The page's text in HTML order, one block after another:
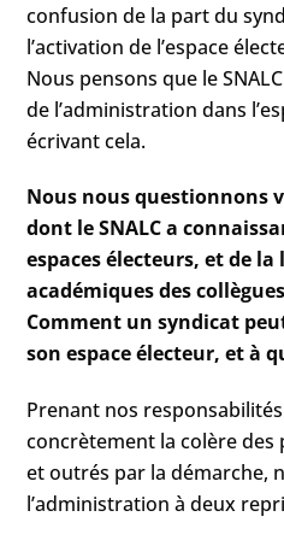
confusion de la part du
l’activation de l’espace
Nous pensons que le
de l’administration dans
écrivant cela.
Nous nous questionnons
dont le SNALC a
espaces électeurs, et de
académiques des
Comment un syndicat
son espace électeur, et à
Prenant nos
concrètement la colère
et outrés par la démarche,
l’administration à deux